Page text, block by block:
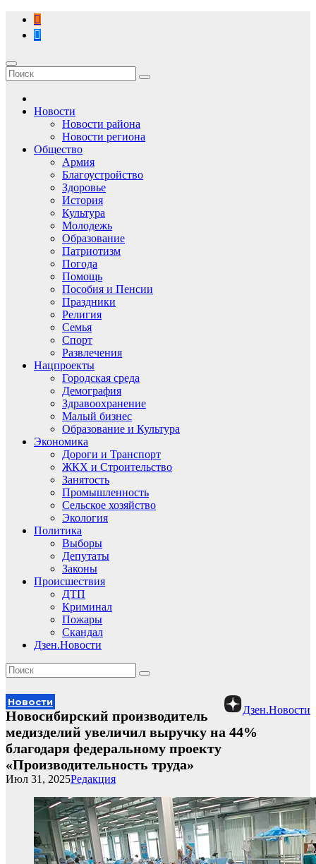
Перейти
содержимому
Новости
Новости района
Новости региона
Общество
Армия
Благоустройство
Здоровье
История
Культура
Молодежь
Образование
Патриотизм
Погода
Помощь
Пособия и Пенсии
Праздники
Религия
Семья
Спорт
Развлечения
Нацпроекты
Городская среда
Демография
Здравоохранение
Малый бизнес
Образование и Культура
Экономика
Дороги и Транспорт
ЖКХ и Строительство
Занятость
Промышленность
Сельское хозяйство
Экология
Политика
Выборы
Депутаты
Законы
Происшествия
ДТП
Криминал
Пожары
Скандал
Дзен.Новости
Дзен.Новости
Новости
Новосибирский производитель
медизделий увеличил выручку на 44%
благодаря федеральному проекту
«Производительность труда»
Редакция
Июл 31, 2025